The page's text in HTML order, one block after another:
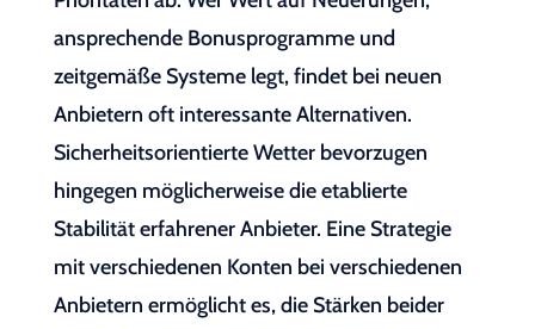
ansprechende Bonusprogramme und
zeitgemäße Systeme legt, findet bei neuen
Anbietern oft interessante Alternativen.
Sicherheitsorientierte Wetter bevorzugen
hingegen möglicherweise die etablierte
Stabilität erfahrener Anbieter. Eine Strategie
mit verschiedenen Konten bei verschiedenen
Anbietern ermöglicht es, die Stärken beider